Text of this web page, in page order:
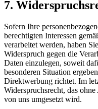
7.
Sofern Ihre
berechtigten Interessen
verarbeitet werden, haben
Widerspruch gegen die
Daten einzulegen, soweit
besonderen Situation
Direktwerbung richtet. Im
Widerspruchsrecht, das
von uns umgesetzt wird.